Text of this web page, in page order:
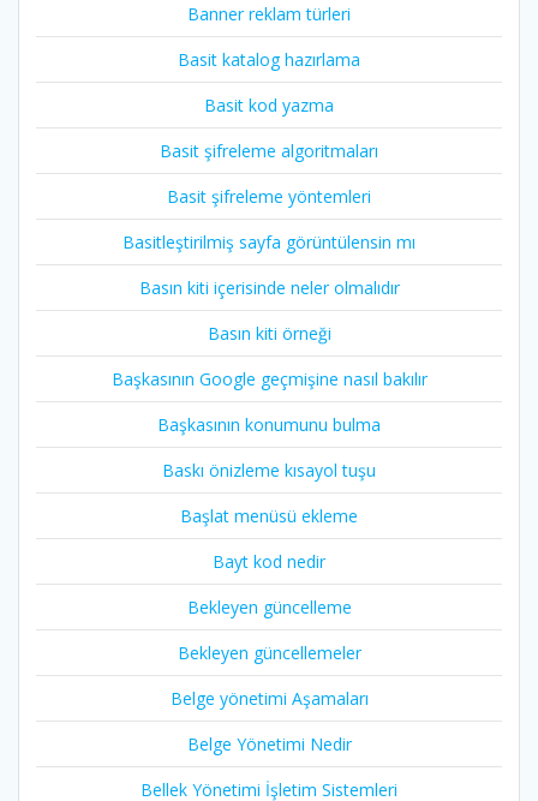
Banner reklam türleri
Basit katalog hazırlama
Basit kod yazma
Basit şifreleme algoritmaları
Basit şifreleme yöntemleri
Basitleştirilmiş sayfa görüntülensin mı
Basın kiti içerisinde neler olmalıdır
Basın kiti örneği
Başkasının Google geçmişine nasıl bakılır
Başkasının konumunu bulma
Baskı önizleme kısayol tuşu
Başlat menüsü ekleme
Bayt kod nedir
Bekleyen güncelleme
Bekleyen güncellemeler
Belge yönetimi Aşamaları
Belge Yönetimi Nedir
Bellek Yönetimi İşletim Sistemleri